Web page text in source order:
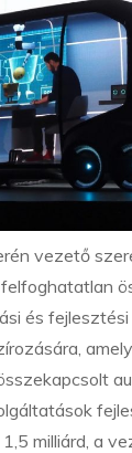
vezető
és fejlesztési
milliárd, a